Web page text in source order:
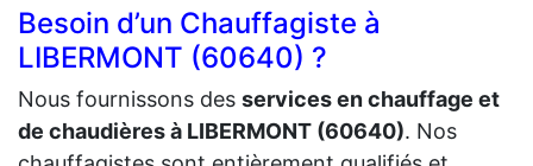
Besoin d’un Chauffagiste à
LIBERMONT (60640) ?
Nous fournissons des services en chauffage et
de chaudières à LIBERMONT (60640). Nos